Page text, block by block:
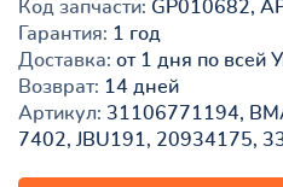
Код запчасти: GP010682,
Гарантия: 1 год
Доставка: от 1 дня по всей
Возврат: 14 дней
Артикул: 31106771194,
7402, JBU191, 20934175,